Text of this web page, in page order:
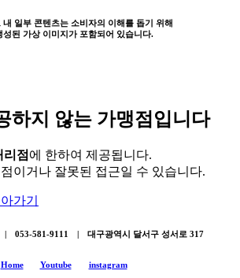
내 일부 콘텐츠는 소비자의 이해를 돕기 위해
성된 가상 이미지가 포함되어 있습니다.
하지 않는 가맹점입니다
리점 에 한하여 제공됩니다.
이거나 잘못된 접근일 수 있습니다.
가기
| 053-581-9111 | 대구광역시 달서구 성서로 317
Home Youtube instagram